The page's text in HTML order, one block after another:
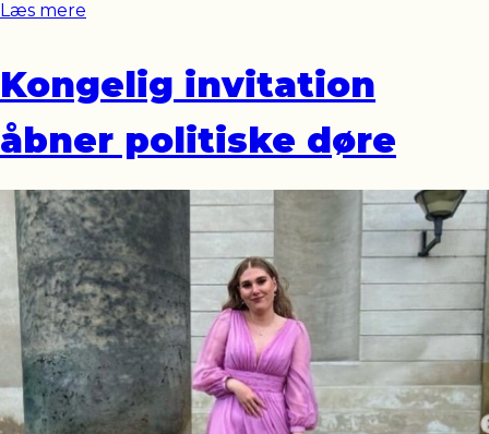
Læs mere
Kongelig invitation
åbner politiske døre